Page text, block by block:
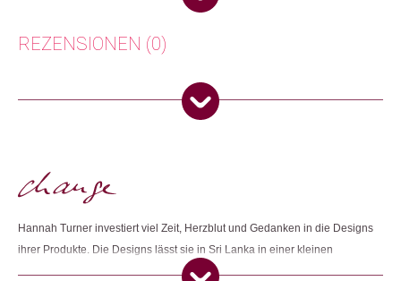
Artikelnummer: 106395.07
Weitere Produkte shoppen, die diesem Changemaker Kriterium
REZENSIONEN (0)
Es gibt noch keine Rezensionen.
Hannah Turner investiert viel Zeit, Herzblut und Gedanken in die Designs
ihrer Produkte. Die Designs lässt sie in Sri Lanka in einer kleinen
Werkstatt mit fairen Arbeitsbedingungen in Handarbeit herstellen.